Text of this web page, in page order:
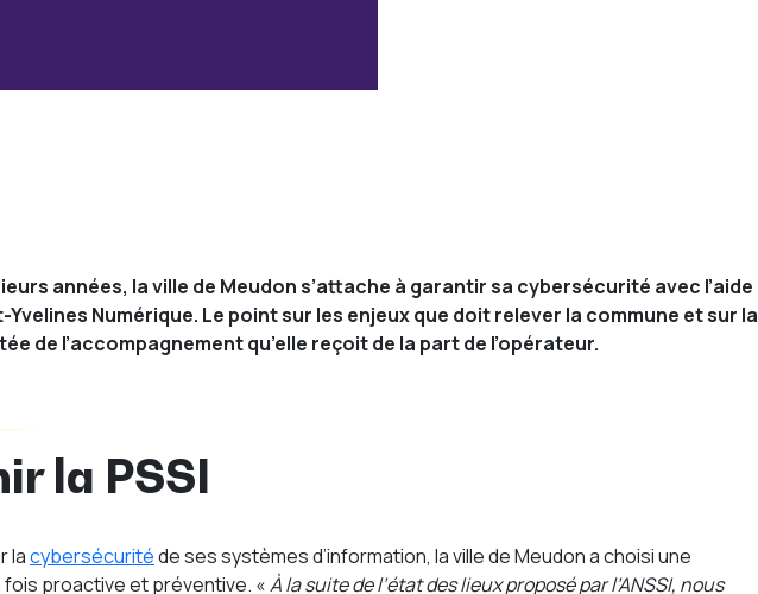
années, la ville de Meudon s’attache à garantir sa cybersécurité avec l’aide
Yvelines Numérique. Le point sur les enjeux que doit relever la commune et sur la
de l’accompagnement qu’elle reçoit de la part de l’opérateur.
la PSSI
lacybersécuritéde ses systèmes d’information, la ville de Meudon a choisi une
fois proactive et préventive. «À la suite de l’état des lieux proposé par l’ANSSI, nous